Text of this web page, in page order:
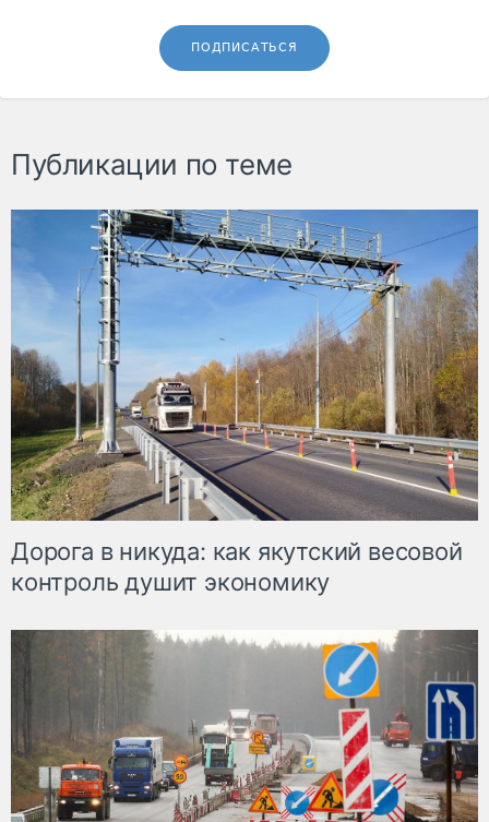
ПОДПИСАТЬСЯ
Публикации по теме
Дорога в никуда: как якутский весовой
контроль душит экономику